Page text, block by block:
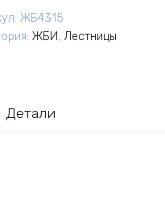
ЖБ4315
ЖБИ, Лестницы
Детали